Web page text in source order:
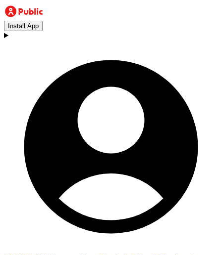
Install App